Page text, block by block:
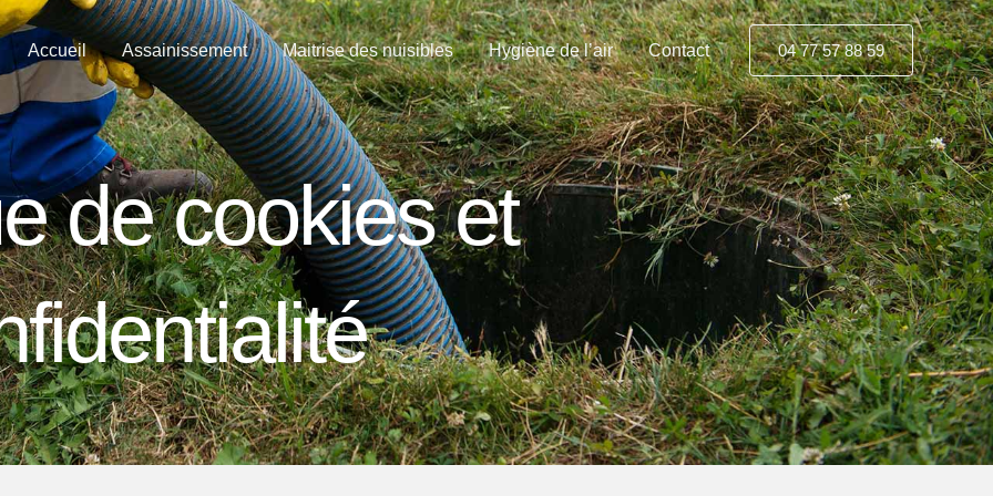
Accueil Assainissement Maitrise des nuisibles Hygiène de l’air Contact 04 77 57 88 59
de cookies et